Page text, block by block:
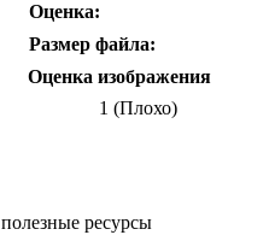
Оценка:
Размер файла:
Оценка изображения
1 (Плохо)
полезные ресурсы